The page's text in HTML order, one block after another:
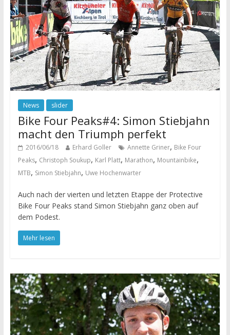
News slider
Bike Four Peaks#4: Simon Stiebjahn
macht den Triumph perfekt
2016/06/18 Erhard Goller Annette Griner, Bike Four
Peaks, Christoph Soukup, Karl Platt, Marathon, Mountainbike,
MTB, Simon Stiebjahn, Uwe Hochenwarter
Auch nach der vierten und letzten Etappe der Protective
Bike Four Peaks stand Simon Stiebjahn ganz oben auf
dem Podest.
Mehr lesen